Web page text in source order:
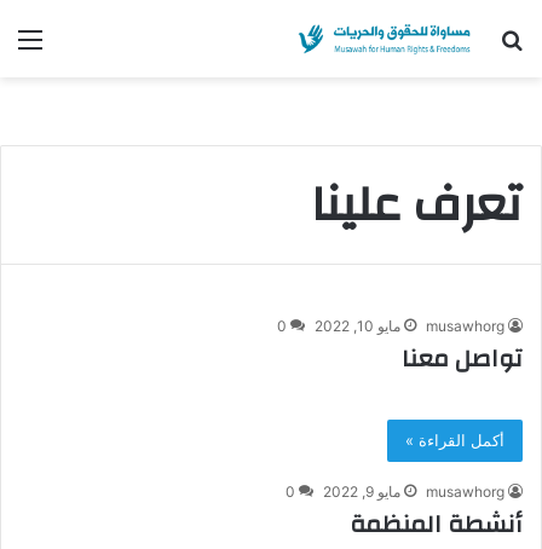
بحث
تعرف علينا
musawhorg مايو 10, 2022 0
تواصل معنا
أكمل القراءة »
musawhorg مايو 9, 2022 0
أنشطة المنظمة